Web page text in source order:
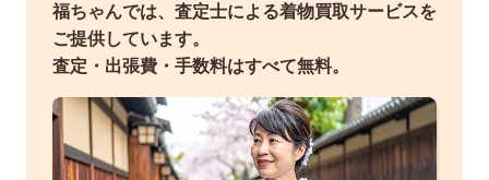
福ちゃんでは、査定士による着物買取サービスを
ご提供しています。
査定・出張費・手数料はすべて無料。